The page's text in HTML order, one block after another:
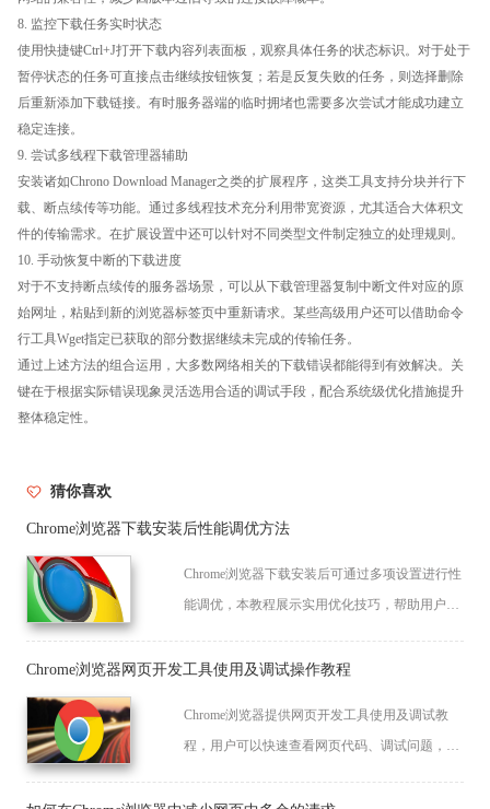
8. 监控下载任务实时状态
使用快捷键Ctrl+J打开下载内容列表面板，观察具体任务的状态标识。对于处于
暂停状态的任务可直接点击继续按钮恢复；若是反复失败的任务，则选择删除
后重新添加下载链接。有时服务器端的临时拥堵也需要多次尝试才能成功建立
稳定连接。
9. 尝试多线程下载管理器辅助
安装诸如Chrono Download Manager之类的扩展程序，这类工具支持分块并行下
载、断点续传等功能。通过多线程技术充分利用带宽资源，尤其适合大体积文
件的传输需求。在扩展设置中还可以针对不同类型文件制定独立的处理规则。
10. 手动恢复中断的下载进度
对于不支持断点续传的服务器场景，可以从下载管理器复制中断文件对应的原
始网址，粘贴到新的浏览器标签页中重新请求。某些高级用户还可以借助命令
行工具Wget指定已获取的部分数据继续未完成的传输任务。
通过上述方法的组合运用，大多数网络相关的下载错误都能得到有效解决。关
键在于根据实际错误现象灵活选用合适的调试手段，配合系统级优化措施提升
整体稳定性。
猜你喜欢
Chrome浏览器下载安装后性能调优方法
Chrome浏览器下载安装后可通过多项设置进行性
能调优，本教程展示实用优化技巧，帮助用户提
率。
Chrome浏览器网页开发工具使用及调试操作教程
Chrome浏览器提供网页开发工具使用及调试教
程，用户可以快速查看网页代码、调试问题，实